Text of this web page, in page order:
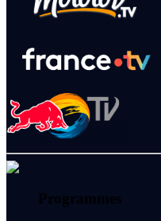
Programmes